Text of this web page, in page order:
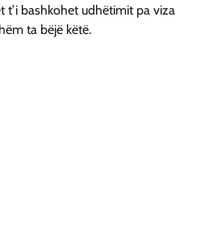
t’i bashkohet udhëtimit pa viza
ta bëjë këtë.